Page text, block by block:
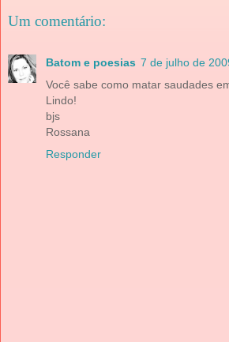
Um comentário:
Batom e poesias 7 de julho de
Você sabe como matar saudades
Lindo!
bjs
Rossana
Responder